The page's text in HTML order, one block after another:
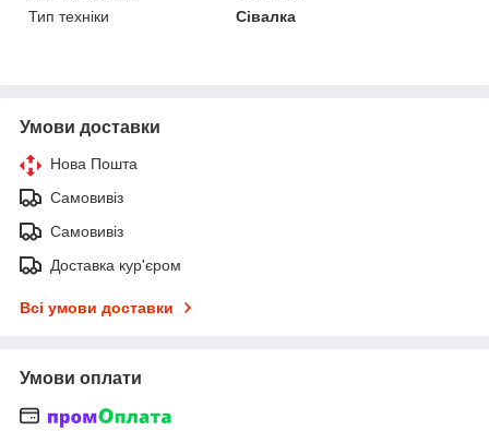
Тип техніки
Сівалка
Умови доставки
Нова Пошта
Самовивіз
Самовивіз
Доставка кур'єром
Всі умови доставки
Умови оплати